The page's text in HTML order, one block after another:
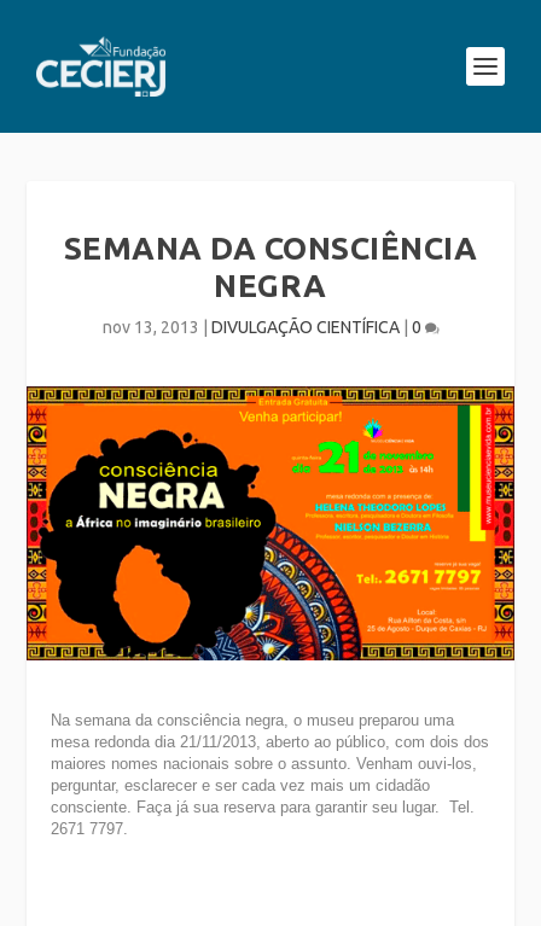
SEMANA DA CONSCIÊNCIA
NEGRA
nov 13, 2013 DIVULGAÇÃO CIENTÍFICA| 0
Na semana da consciência negra, o museu preparou uma
mesa redonda dia 21/11/2013, aberto ao público, com dois dos
maiores nomes nacionais sobre o assunto. Venham ouvi-los,
perguntar, esclarecer e ser cada vez mais um cidadão
consciente. Faça já sua reserva para garantir seu lugar. Tel.
2671 7797.